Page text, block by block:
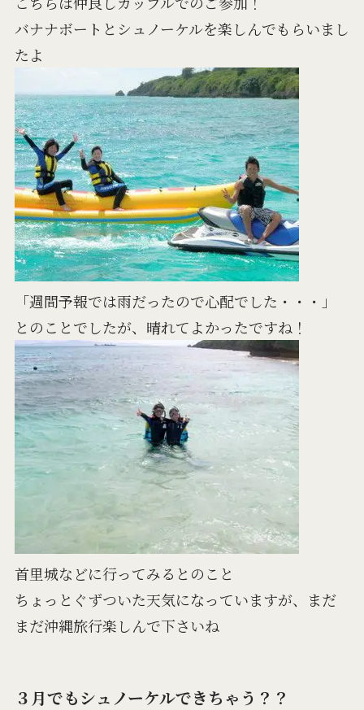
バナナボートとシュノーケルを楽しんでもらいまし
たよ
「週間予報では雨だったので心配でした・・・」
とのことでしたが、晴れてよかったですね！
首里城などに行ってみるとのこと
ちょっとぐずついた天気になっていますが、まだ
まだ沖縄旅行楽しんで下さいね
３月でもシュノーケルできちゃう？？